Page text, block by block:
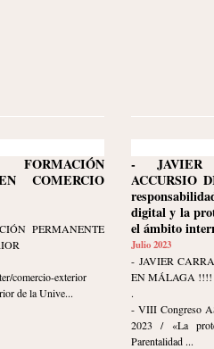
COMERCIO
PERMANENTE
comercio-exterior
de la Unive...
- JAVIER
ACCURSIO
digital y la
el ámbito
Julio 2023
- JAVIER
EN MÁLAGA !!!!
.
- VIII Congreso
2023 / «La
Parentalidad ...